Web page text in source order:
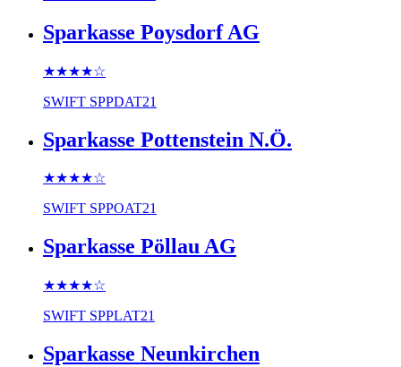
Sparkasse Poysdorf AG
★★★★☆
SWIFT SPPDAT21
Sparkasse Pottenstein N.Ö.
★★★★☆
SWIFT SPPOAT21
Sparkasse Pöllau AG
★★★★☆
SWIFT SPPLAT21
Sparkasse Neunkirchen